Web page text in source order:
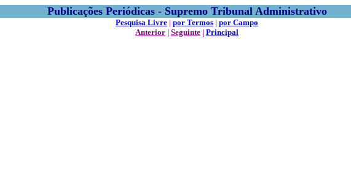
Publicações Periódicas - Supremo Tribunal Administrativo
Pesquisa Livre | por Termos | por Campo
Anterior | Seguinte | Principal